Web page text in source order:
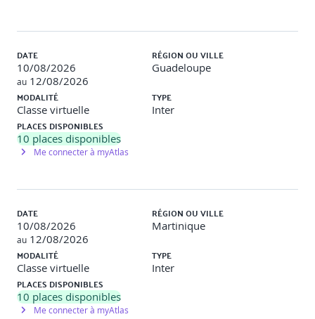
7. Tests, optimisation et débogage
Hot reload, hot restart
Optimisation des performances (listes, images, builds)
Définition du besoin et maquettes d’écrans
Conception UI, navigation et logique
Intégration API, stockage local et fonctionnalités natives
Finalisation, tests, optimisation et stabilisation
DATE
10/08/2026
au 12/08/2026
RÉGION OU VILLE
Guadeloupe
MODALITÉ
Classe virtuelle
TYPE
Inter
PLACES DISPONIBLES
10 places disponibles
Me connecter à myAtlas
DATE
10/08/2026
au 12/08/2026
RÉGION OU VILLE
Martinique
MODALITÉ
Classe virtuelle
TYPE
Inter
PLACES DISPONIBLES
10 places disponibles
Me connecter à myAtlas